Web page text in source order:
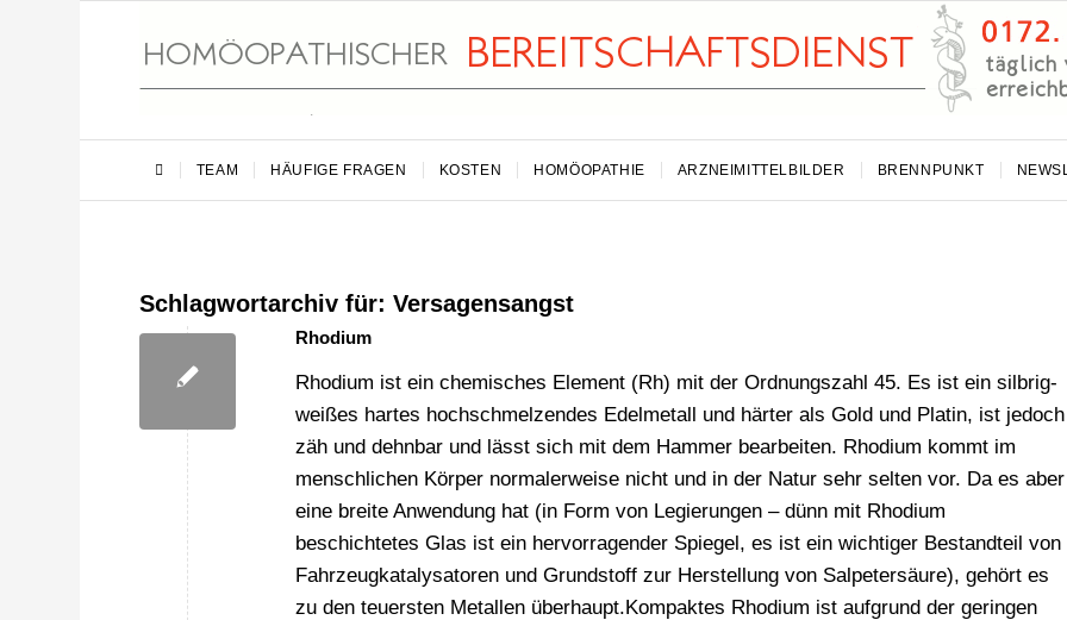
TEAM HÄUFIGE FRAGEN KOSTEN HOMÖOPATHIE ARZNEIMITTELBILDER BRENNPUNKT
Schlagwortarchiv für:Versagensangst
Rhodium
Rhodium ist ein chemisches Element (Rh) mit der Ordnungszahl 45. Es ist ein silbrig-
weißes hartes hochschmelzendes Edelmetall und härter als Gold und Platin, ist jedoch
zäh und dehnbar und lässt sich mit dem Hammer bearbeiten. Rhodium kommt im
menschlichen Körper normalerweise nicht und in der Natur sehr selten vor. Da es aber
eine breite Anwendung hat (in Form von Legierungen – dünn mit Rhodium
beschichtetes Glas ist ein hervorragender Spiegel, es ist ein wichtiger Bestandteil von
Fahrzeugkatalysatoren und Grundstoff zur Herstellung von Salpetersäure), gehört es
zu den teuersten Metallen überhaupt.Kompaktes Rhodium ist aufgrund der geringen